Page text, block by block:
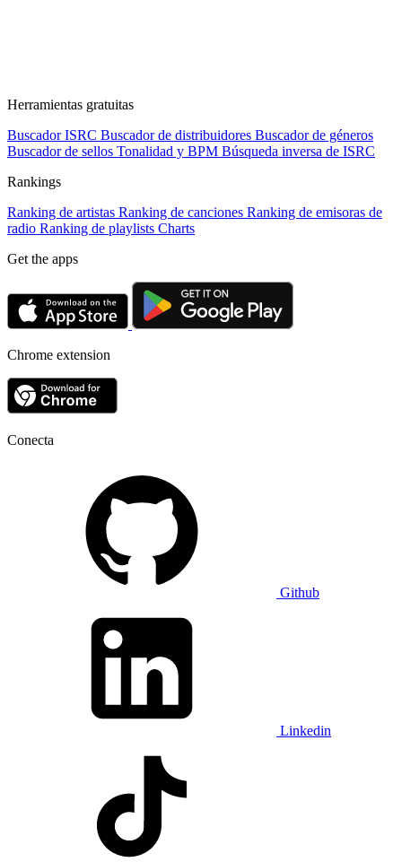
Herramientas gratuitas
Buscador ISRC Buscador de distribuidores Buscador de géneros
Buscador de sellos Tonalidad y BPM Búsqueda inversa de ISRC
Rankings
Ranking de artistas Ranking de canciones Ranking de emisoras de
radio Ranking de playlists Charts
Get the apps
Chrome extension
Conecta
Github
Linkedin